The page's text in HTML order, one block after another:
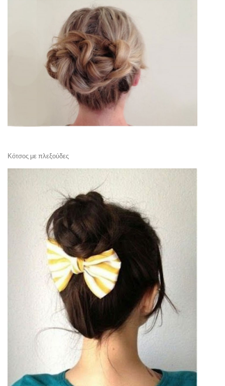
Κότσος με πλεξούδες